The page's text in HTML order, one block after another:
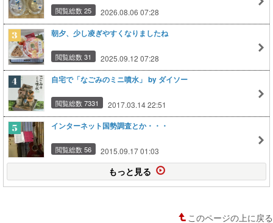
閲覧総数 25 2026.08.06 07:28
朝夕、少し凌ぎやすくなりましたね
閲覧総数 31 2025.09.12 07:28
自宅で「なごみのミニ噴水」 by ダイソー
閲覧総数 7331 2017.03.14 22:51
インターネット国勢調査とか・・・
閲覧総数 56 2015.09.17 01:03
もっと見る
このページの上に戻る